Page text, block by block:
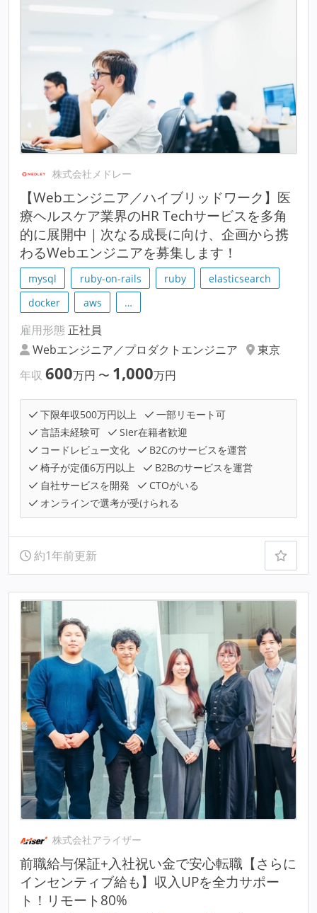
株式会社メドレー
【Webエンジニア／ハイブリッドワーク】医
療ヘルスケア業界のHR Techサービスを多角
的に展開中｜次なる成長に向け、企画から携
わるWebエンジニアを募集します！
mysql ruby-on-rails ruby
elasticsearch
docker
aws …
雇用形態 正社員
Webエンジニア／プロダクトエンジニア
東京
年収 600万円 〜 1,000万円
下限年収500万円以上
一部リモート可
言語未経験可
SIer在籍者歓迎
コードレビュー文化
B2Cのサービスを運営
椅子が定価6万円以上
B2Bのサービスを運営
自社サービスを開発
CTOがいる
オンラインで選考が受けられる
約1年前更新
株式会社アライザー
前職給与保証+入社祝い金で安心転職【さらに
インセンティブ給も】収入UPを全力サポー
ト！リモート80%